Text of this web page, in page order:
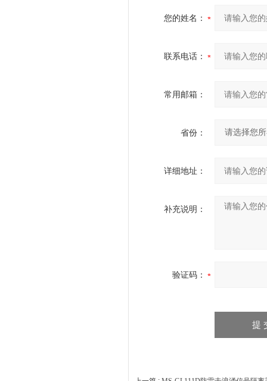
您的姓名：
联系电话：
常用邮箱：
省份：
详细地址：
补充说明：
验证码：